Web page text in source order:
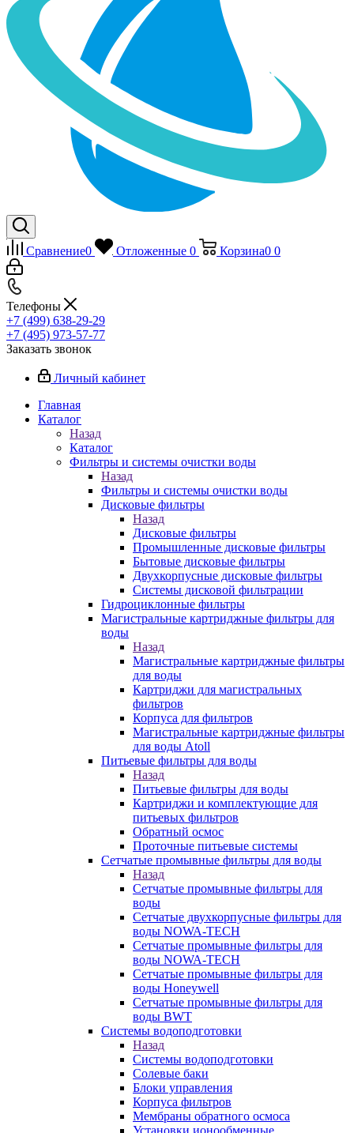
Сравнение0 Отложенные 0 Корзина0 0
Телефоны
+7 (499) 638-29-29
+7 (495) 973-57-77
Заказать звонок
Личный кабинет
Главная
Каталог
Назад
Каталог
Фильтры и системы очистки воды
Назад
Фильтры и системы очистки воды
Дисковые фильтры
Назад
Дисковые фильтры
Промышленные дисковые фильтры
Бытовые дисковые фильтры
Двухкорпусные дисковые фильтры
Системы дисковой фильтрации
Гидроциклонные фильтры
Магистральные картриджные фильтры для
воды
Назад
Магистральные картриджные фильтры
для воды
Картриджи для магистральных
фильтров
Корпуса для фильтров
Магистральные картриджные фильтры
для воды Atoll
Питьевые фильтры для воды
Назад
Питьевые фильтры для воды
Картриджи и комплектующие для
питьевых фильтров
Обратный осмос
Проточные питьевые системы
Сетчатые промывные фильтры для воды
Назад
Сетчатые промывные фильтры для
воды
Сетчатые двухкорпусные фильтры для
воды NOWA-TECH
Сетчатые промывные фильтры для
воды NOWA-TECH
Сетчатые промывные фильтры для
воды Honeywell
Сетчатые промывные фильтры для
воды BWT
Системы водоподготовки
Назад
Системы водоподготовки
Солевые баки
Блоки управления
Корпуса фильтров
Мембраны обратного осмоса
Установки ионообменные